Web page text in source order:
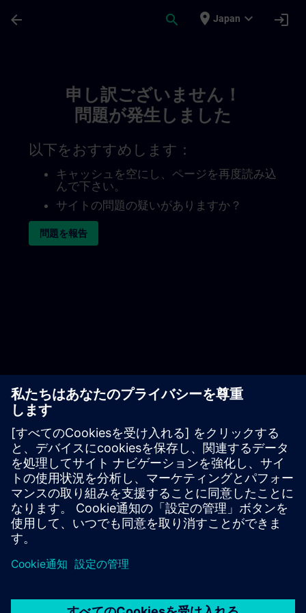
arrow_back search place Japan expand_more login
申し訳ございません！
問題が発生しました
以下をおすすめします：
キャッシュを空にし、ページを再度読み込
んで下さい。
サイトの問題の疑いがありますか？
問題を報告